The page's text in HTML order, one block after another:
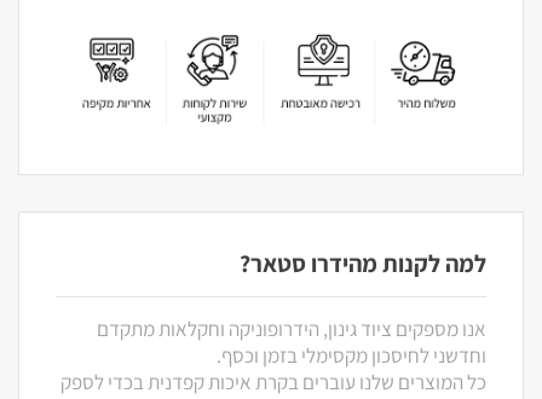
למה לקנות מהידרו סטאר?
אנו מספקים ציוד גינון, הידרופוניקה וחקלאות מתקדם
וחדשני לחיסכון מקסימלי בזמן וכסף.
כל המוצרים שלנו עוברים בקרת איכות קפדנית בכדי לספק